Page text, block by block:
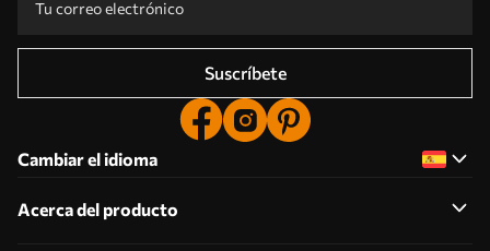
Suscríbete
Cambiar el idioma
Acerca del producto